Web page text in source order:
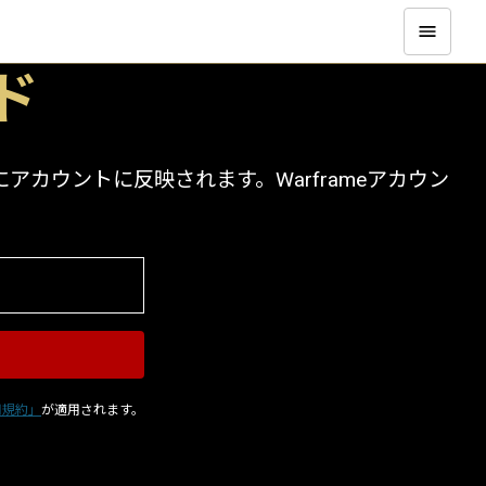
カウントに反映されます。Warframeアカウン
約」 が適用されます。